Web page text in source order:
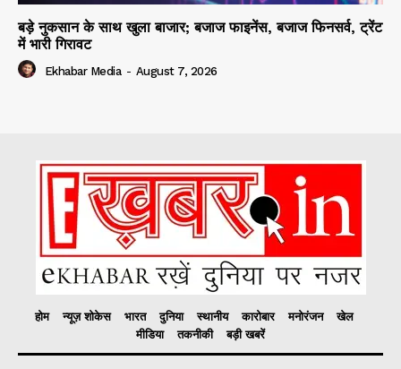
बड़े नुकसान के साथ खुला बाजार; बजाज फाइनेंस, बजाज फिनसर्व, ट्रेंट
में भारी गिरावट
Ekhabar Media - August 7, 2026
होम न्यूज़ शोकेस भारत दुनिया स्थानीय कारोबार मनोरंजन
खेल
मीडिया
तकनीकी बड़ी खबरें